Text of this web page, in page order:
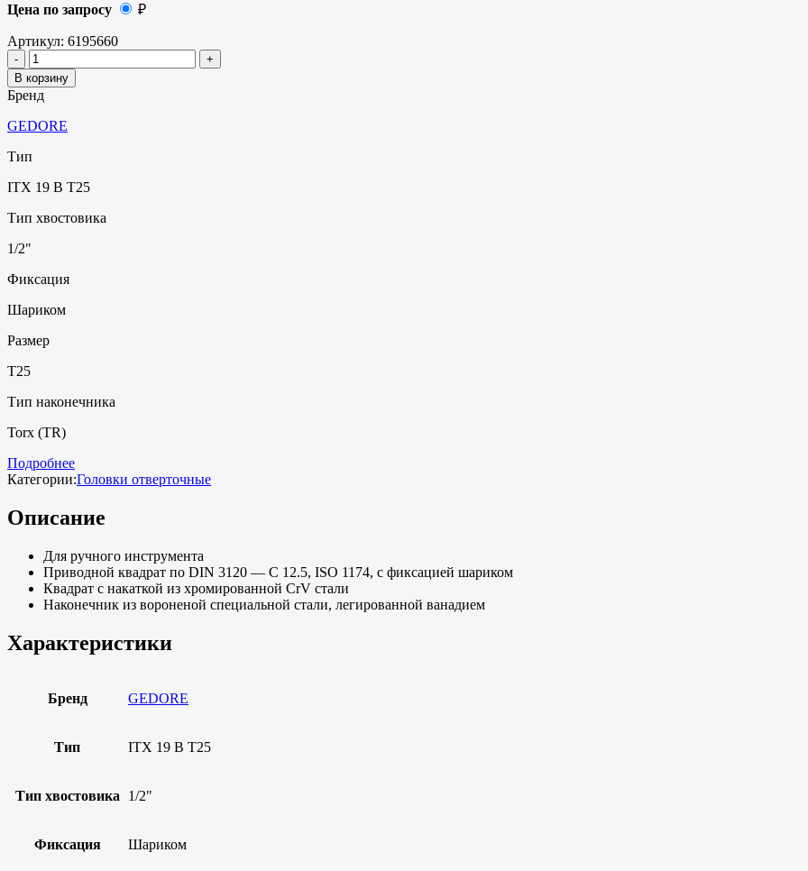
Цена по запросу ₽
Артикул: 6195660
В корзину
Бренд
GEDORE
Тип
ITX 19 B T25
Тип хвостовика
1/2"
Фиксация
Шариком
Размер
T25
Тип наконечника
Torx (TR)
Подробнее
Категории:Головки отверточные
Описание
Для ручного инструмента
Приводной квадрат по DIN 3120 — C 12.5, ISO 1174, с фиксацией шариком
Квадрат с накаткой из хромированной CrV стали
Наконечник из вороненой специальной стали, легированной ванадием
Характеристики
Бренд GEDORE
Тип ITX 19 B T25
Тип хвостовика 1/2"
Фиксация Шариком